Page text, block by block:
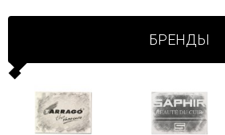
БРЕНДЫ